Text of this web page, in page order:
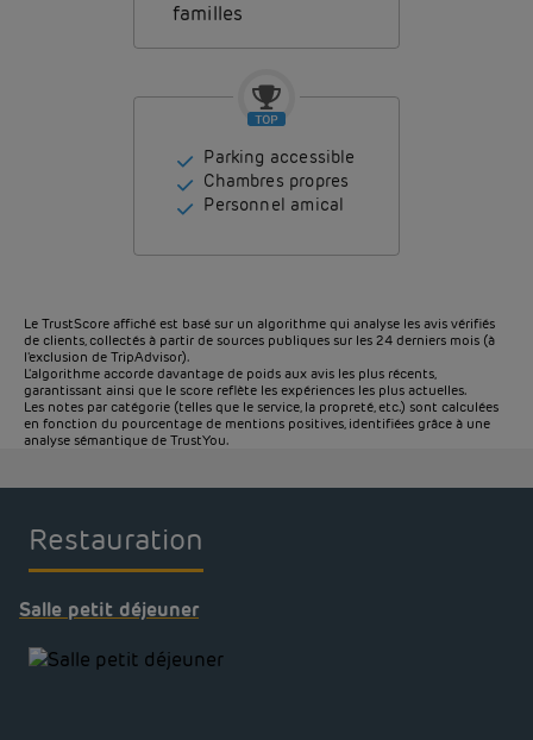
familles
Parking accessible
Chambres propres
Personnel amical
Le TrustScore affiché est basé sur un algorithme qui analyse les avis vérifiés
de clients, collectés à partir de sources publiques sur les 24 derniers mois (à
l'exclusion de TripAdvisor).
L'algorithme accorde davantage de poids aux avis les plus récents,
garantissant ainsi que le score reflète les expériences les plus actuelles.
Les notes par catégorie (telles que le service, la propreté, etc.) sont calculées
en fonction du pourcentage de mentions positives, identifiées grâce à une
analyse sémantique de TrustYou.
Restauration
Salle petit déjeuner